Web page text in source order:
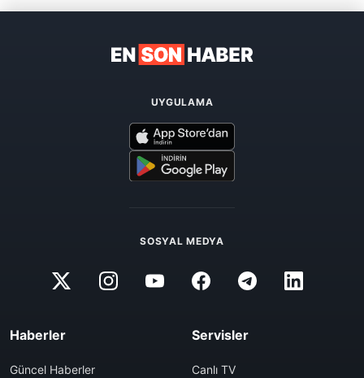
UYGULAMA
SOSYAL MEDYA
Haberler
Güncel Haberler
Servisler
Canlı TV